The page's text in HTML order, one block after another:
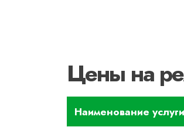
Цены на
Наименование услуги